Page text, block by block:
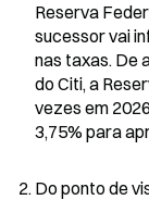
Reserva
sucessor vai
nas taxas. De
do Citi, a
vezes em
3,75% para
Do ponto de